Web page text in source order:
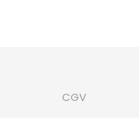
CGV